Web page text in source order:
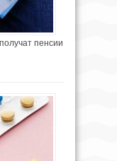
пенсии